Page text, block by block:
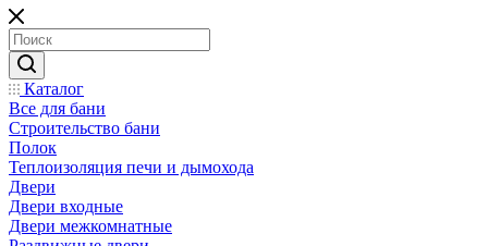
Каталог
Все для бани
Строительство бани
Полок
Теплоизоляция печи и дымохода
Двери
Двери входные
Двери межкомнатные